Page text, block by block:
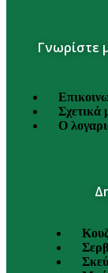
Γνωρίστε
Σχετικά
Ο